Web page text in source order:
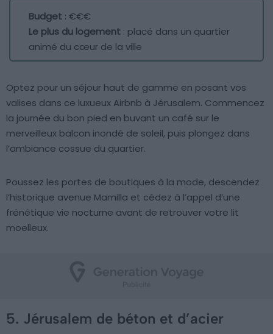
Budget : €€€
Le plus du logement : placé dans un quartier
animé du cœur de la ville
Optez pour un séjour haut de gamme en posant vos
valises dans ce luxueux Airbnb à Jérusalem. Commencez
la journée du bon pied en buvant un café sur le
merveilleux balcon inondé de soleil, puis plongez dans
l’ambiance cossue du quartier.
Poussez les portes de boutiques à la mode, descendez
l’historique avenue Mamilla et cédez à l’appel d’une
frénétique vie nocturne avant de retrouver votre lit
moelleux.
5. Jérusalem de béton et d’acier